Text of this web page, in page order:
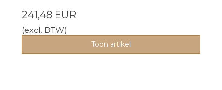
241,48 EUR
(excl. BTW)
Toon artikel